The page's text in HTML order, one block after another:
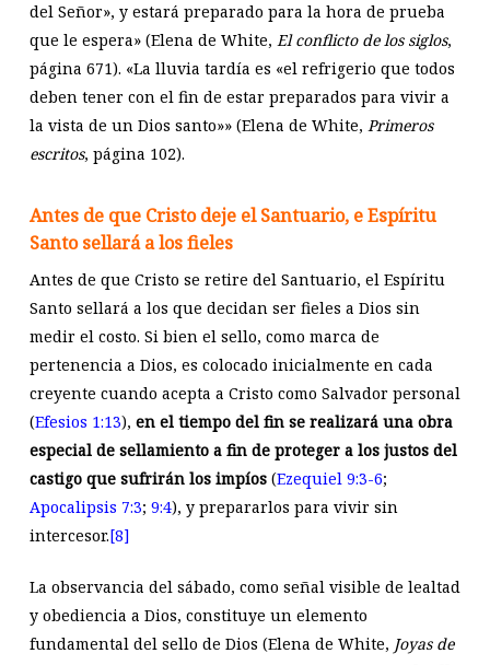
del Señor», y estará preparado para la hora de prueba
que le espera» (Elena de White, El conflicto de los siglos,
página 671). «La lluvia tardía es «el refrigerio que todos
deben tener con el fin de estar preparados para vivir a
la vista de un Dios santo»» (Elena de White, Primeros
escritos, página 102).
Antes de que Cristo deje el Santuario, e Espíritu
Santo sellará a los fieles
Antes de que Cristo se retire del Santuario, el Espíritu
Santo sellará a los que decidan ser fieles a Dios sin
medir el costo. Si bien el sello, como marca de
pertenencia a Dios, es colocado inicialmente en cada
creyente cuando acepta a Cristo como Salvador personal
(Efesios 1:13), en el tiempo del fin se realizará una obra
especial de sellamiento a fin de proteger a los justos del
castigo que sufrirán los impíos(Ezequiel 9:3-6;
Apocalipsis 7:3; 9:4), y prepararlos para vivir sin
intercesor.[8]
La observancia del sábado, como señal visible de lealtad
y obediencia a Dios, constituye un elemento
fundamental del sello de Dios (Elena de White, Joyas de